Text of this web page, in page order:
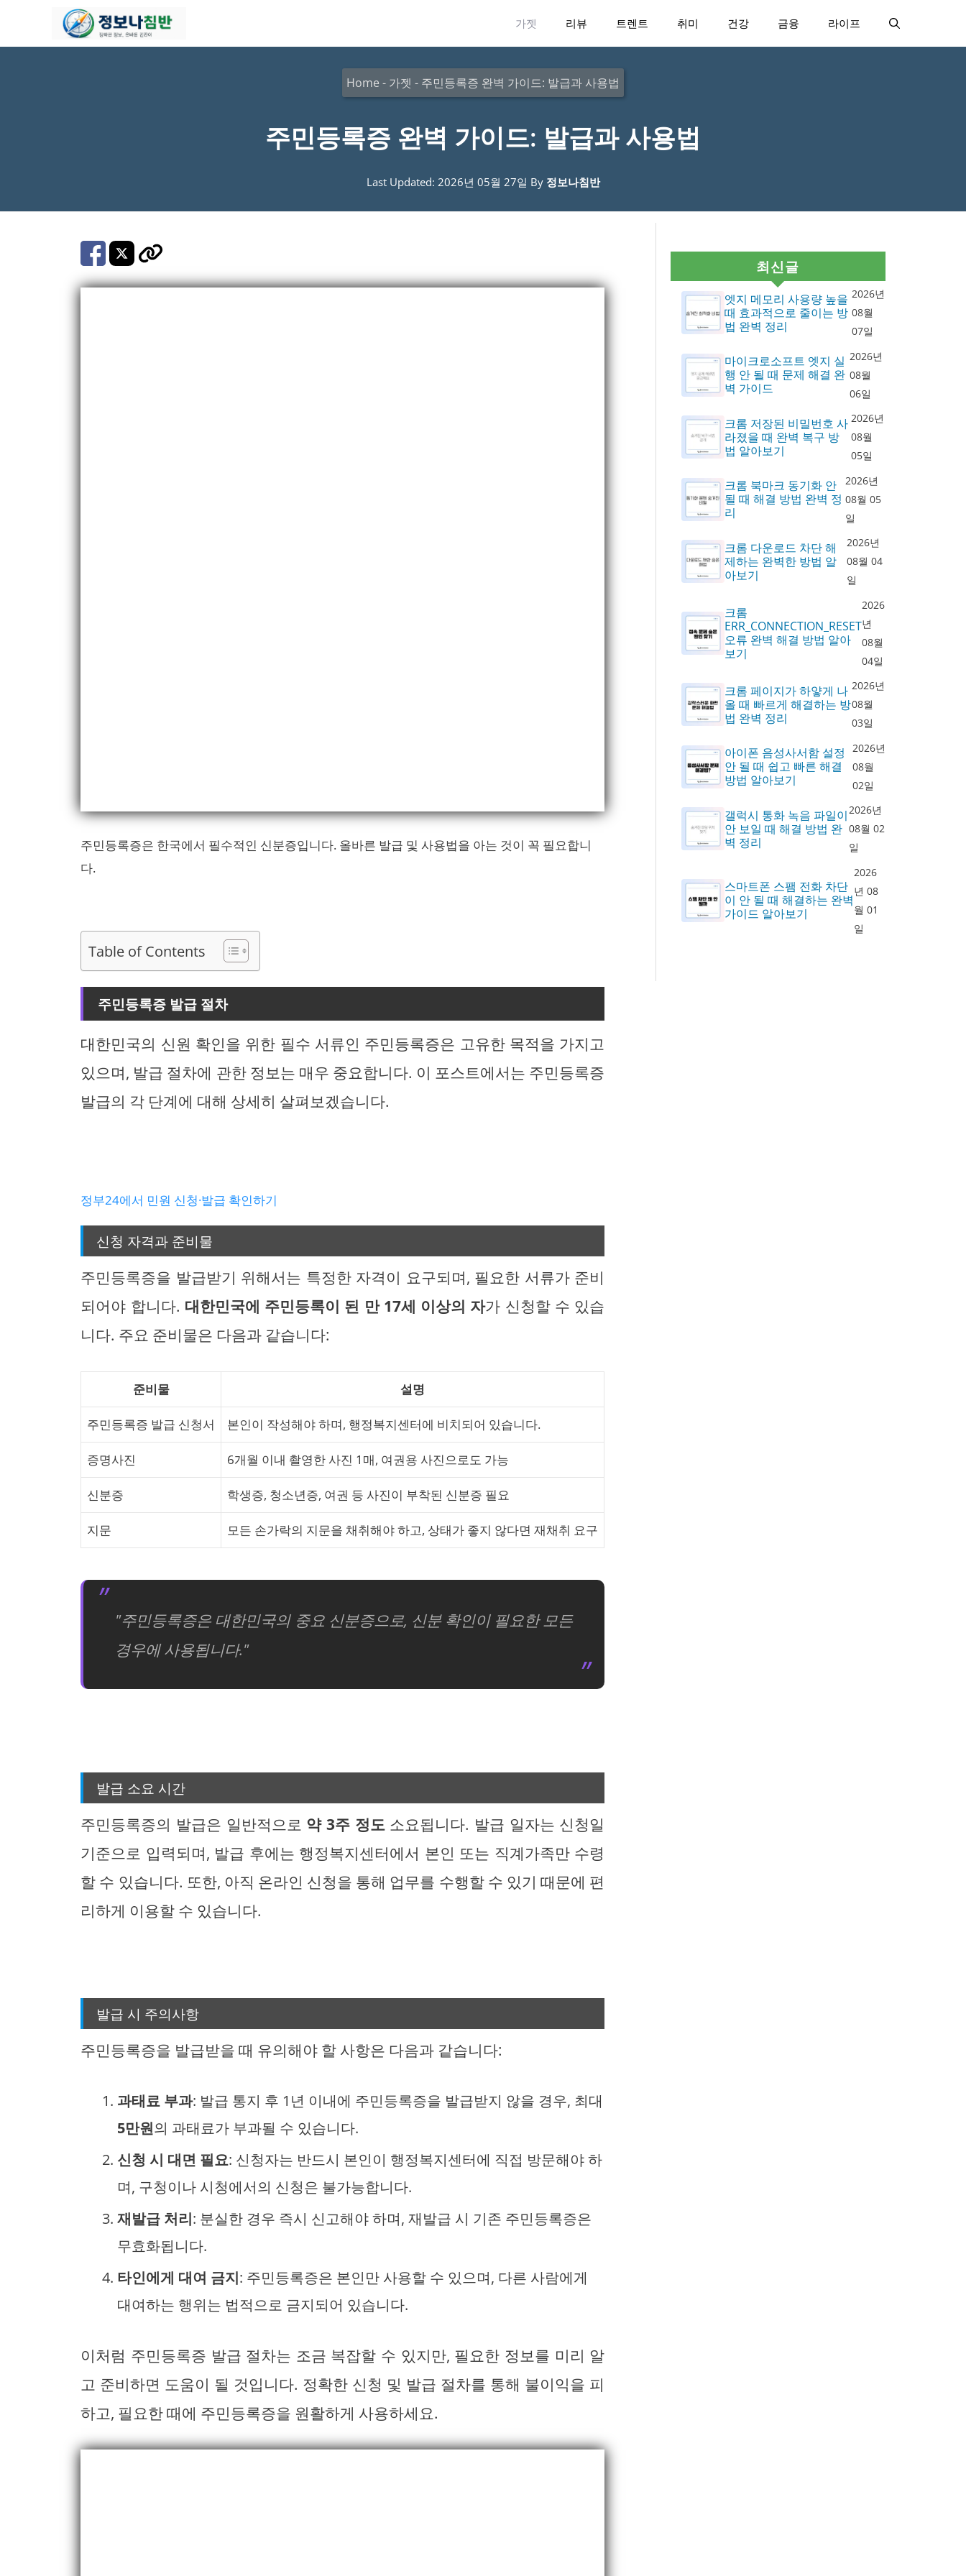
가젯 리뷰 트렌트 취미 건강 금융 라이프
Home - 가젯 - 주민등록증 완벽 가이드: 발급과 사용법
주민등록증 완벽 가이드: 발급과 사용법
Last Updated: 2026년 05월 27일 By 정보나침반
주민등록증은 한국에서 필수적인 신분증입니다. 올바른 발급 및 사용법을 아는 것이 꼭 필요합니
다.
Table of Contents
주민등록증 발급 절차
대한민국의 신원 확인을 위한 필수 서류인 주민등록증은 고유한 목적을 가지고
있으며, 발급 절차에 관한 정보는 매우 중요합니다. 이 포스트에서는 주민등록증
발급의 각 단계에 대해 상세히 살펴보겠습니다.
정부24에서 민원 신청·발급 확인하기
신청 자격과 준비물
주민등록증을 발급받기 위해서는 특정한 자격이 요구되며, 필요한 서류가 준비
되어야 합니다. 대한민국에 주민등록이 된 만 17세 이상의 자가 신청할 수 있습
니다. 주요 준비물은 다음과 같습니다:
준비물 설명
주민등록증 발급 신청서 본인이 작성해야 하며, 행정복지센터에 비치되어 있습니다.
증명사진 6개월 이내 촬영한 사진 1매, 여권용 사진으로도 가능
신분증 학생증, 청소년증, 여권 등 사진이 부착된 신분증 필요
지문 모든 손가락의 지문을 채취해야 하고, 상태가 좋지 않다면 재채취 요구
"주민등록증은 대한민국의 중요 신분증으로, 신분 확인이 필요한 모든
경우에 사용됩니다."
발급 소요 시간
주민등록증의 발급은 일반적으로 약 3주 정도소요됩니다. 발급 일자는 신청일
기준으로 입력되며, 발급 후에는 행정복지센터에서 본인 또는 직계가족만 수령
할 수 있습니다. 또한, 아직 온라인 신청을 통해 업무를 수행할 수 있기 때문에 편
리하게 이용할 수 있습니다.
발급 시 주의사항
주민등록증을 발급받을 때 유의해야 할 사항은 다음과 같습니다:
과태료 부과: 발급 통지 후 1년 이내에 주민등록증을 발급받지 않을 경우, 최대
5만원의 과태료가 부과될 수 있습니다.
신청 시 대면 필요: 신청자는 반드시 본인이 행정복지센터에 직접 방문해야 하
며, 구청이나 시청에서의 신청은 불가능합니다.
재발급 처리: 분실한 경우 즉시 신고해야 하며, 재발급 시 기존 주민등록증은
무효화됩니다.
타인에게 대여 금지: 주민등록증은 본인만 사용할 수 있으며, 다른 사람에게
대여하는 행위는 법적으로 금지되어 있습니다.
이처럼 주민등록증 발급 절차는 조금 복잡할 수 있지만, 필요한 정보를 미리 알
고 준비하면 도움이 될 것입니다. 정확한 신청 및 발급 절차를 통해 불이익을 피
하고, 필요한 때에 주민등록증을 원활하게 사용하세요.
최신글
엣지 메모리 사용량 높을
때 효과적으로 줄이는 방
법 완벽 정리
2026년
08월
07일
마이크로소프트 엣지 실
행 안 될 때 문제 해결 완
벽 가이드
2026년
08월
06일
크롬 저장된 비밀번호 사
라졌을 때 완벽 복구 방
법 알아보기
2026년
08월
05일
크롬 북마크 동기화 안
될 때 해결 방법 완벽 정
리
2026년
08월 05
일
크롬 다운로드 차단 해
제하는 완벽한 방법 알
아보기
2026년
08월 04
일
크롬
ERR_CONNECTION_RESET
오류 완벽 해결 방법 알아
보기
2026
년
08월
04일
크롬 페이지가 하얗게 나
올 때 빠르게 해결하는 방
법 완벽 정리
2026년
08월
03일
아이폰 음성사서함 설정
안 될 때 쉽고 빠른 해결
방법 알아보기
2026년
08월
02일
갤럭시 통화 녹음 파일이
안 보일 때 해결 방법 완
벽 정리
2026년
08월 02
일
스마트폰 스팸 전화 차단
이 안 될 때 해결하는 완벽
가이드 알아보기
2026
년 08
월 01
일